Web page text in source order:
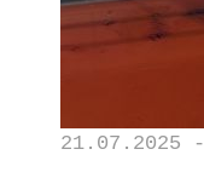
21.07.2025 -